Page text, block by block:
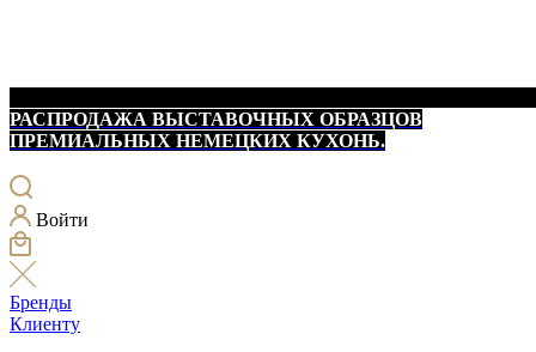
РАСПРОДАЖА ВЫСТАВОЧНЫХ ОБРАЗЦОВ
ПРЕМИАЛЬНЫХ НЕМЕЦКИХ КУХОНЬ.
Войти
Бренды
Клиенту